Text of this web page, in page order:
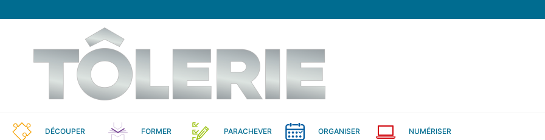
DÉCOUPER FORMER PARACHEVER ORGANISER NUMÉRISER